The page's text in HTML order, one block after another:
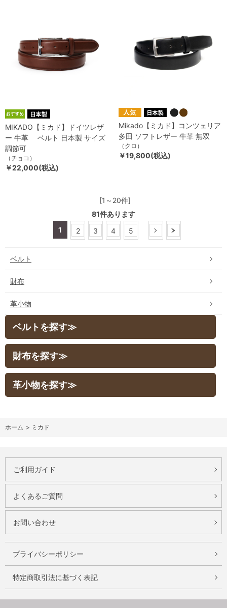
MIKADO【ミカド】ドイツレザ
ー 牛革 ベルト 日本製 サイズ
調節可
（チョコ）
￥22,000(税込)
Mikado【ミカド】コンツェリア
多田 ソフトレザー 牛革 無双
（クロ）
￥19,800(税込)
[1～20件]
81件あります
1
2 3 4 5
ベルト
財布
革小物
ベルトを探す≫
財布を探す≫
革小物を探す≫
ホーム > ミカド
ご利用ガイド
よくあるご質問
お問い合わせ
プライバシーポリシー
特定商取引法に基づく表記